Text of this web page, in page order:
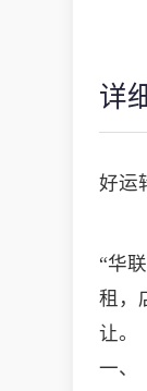
详
好运
“华
租，
让。
一、